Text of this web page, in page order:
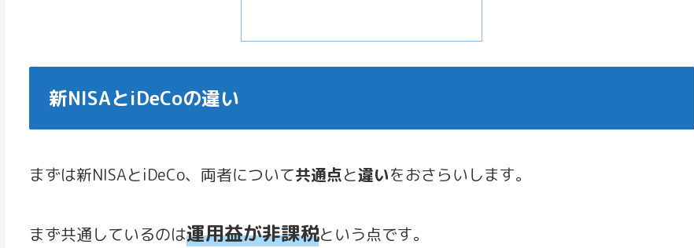
新NISAとiDeCoの違い
まずは新NISAとiDeCo、両者について共通点と違いをおさらいします。
まず共通しているのは運用益が非課税という点です。